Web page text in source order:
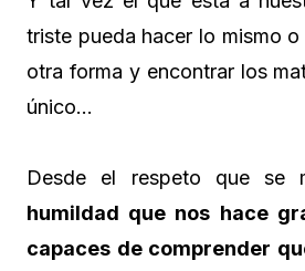
triste pueda hacer lo mismo
otra forma y encontrar los
único…
Desde el respeto que se
humildad que nos hace
capaces de comprender